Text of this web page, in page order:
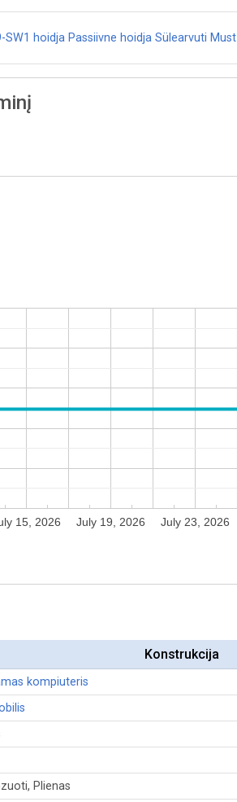
SW1 hoidja Passiivne hoidja Sülearvuti Must
15, 2026 July 19, 2026 July 23, 2026
Konstrukcija
kompiuteris
Plienas